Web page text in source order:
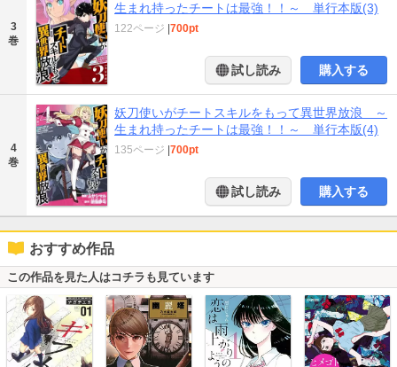
3
巻
生まれ持ったチートは最強！！～ 単行本版(3)
122ページ 700pt
試し読み 購入する
4
巻
妖刀使いがチートスキルをもって異世界放浪 ～
生まれ持ったチートは最強！！～ 単行本版(4)
135ページ 700pt
試し読み 購入する
おすすめ作品
この作品を見た人はコチラも見ています